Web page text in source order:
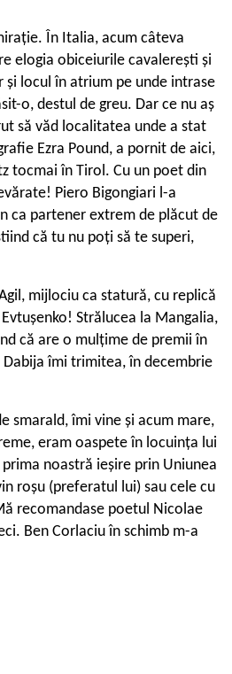
În Italia, acum câteva
elogia obiceiurile cavalerești și
și locul în atrium pe unde intrase
o, destul de greu. Dar ce nu aș
să văd localitatea unde a stat
Ezra Pound, a pornit de aici,
tocmai în Tirol. Cu un poet din
Piero Bigongiari l-a
ca partener extrem de plăcut de
că tu nu poți să te superi,
mijlociu ca statură, cu replică
Strălucea la Mangalia,
că are o mulțime de premii în
îmi trimitea, în decembrie
smarald, îmi vine și acum mare,
eram oaspete în locuința lui
noastră ieșire prin Uniunea
roșu (preferatul lui) sau cele cu
recomandase poetul Nicolae
Ben Corlaciu în schimb m-a